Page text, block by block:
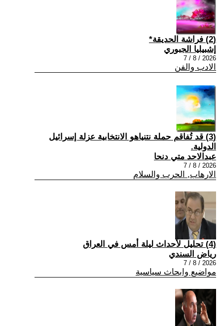
(2) فراشة الحديقة*
إشبيليا الجبوري
2026 / 8 / 7
الادب والفن
(3) قد تُفاقم حملة نتنياهو الانتخابية عزلة إسرائيل
الدولية.
عبدالاحد متي دنحا
2026 / 8 / 7
الارهاب, الحرب والسلام
(4) تحليل لأحداث ليلة أمس في العراق
رياض السندي
2026 / 8 / 7
مواضيع وابحاث سياسية